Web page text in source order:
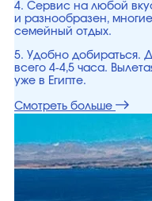
4. Сервис на любой
и разнообразен,
семейный отдых.
5. Удобно добираться.
всего 4-4,5 часа.
уже в Египте.
Смотреть больше